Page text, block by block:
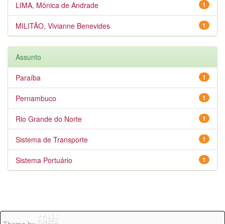
1
LIMA, Mônica de Andrade
1
MILITÃO, Vivianne Benevides
Assunto
1
Paraíba
1
Pernambuco
1
Rio Grande do Norte
1
Sistema de Transporte
1
Sistema Portuário